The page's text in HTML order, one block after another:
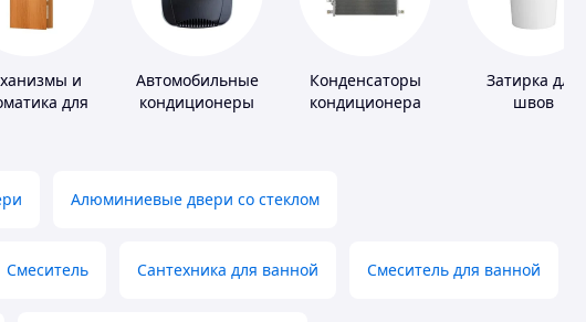
и
для
Автомобильные
кондиционеры
Конденсаторы
кондиционера
Затирка для
швов
Алюминиевые двери со стеклом
Смеситель Сантехника для ванной Смеситель для ванной